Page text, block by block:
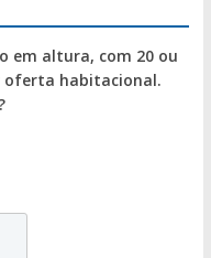
em altura, com 20 ou
oferta habitacional.